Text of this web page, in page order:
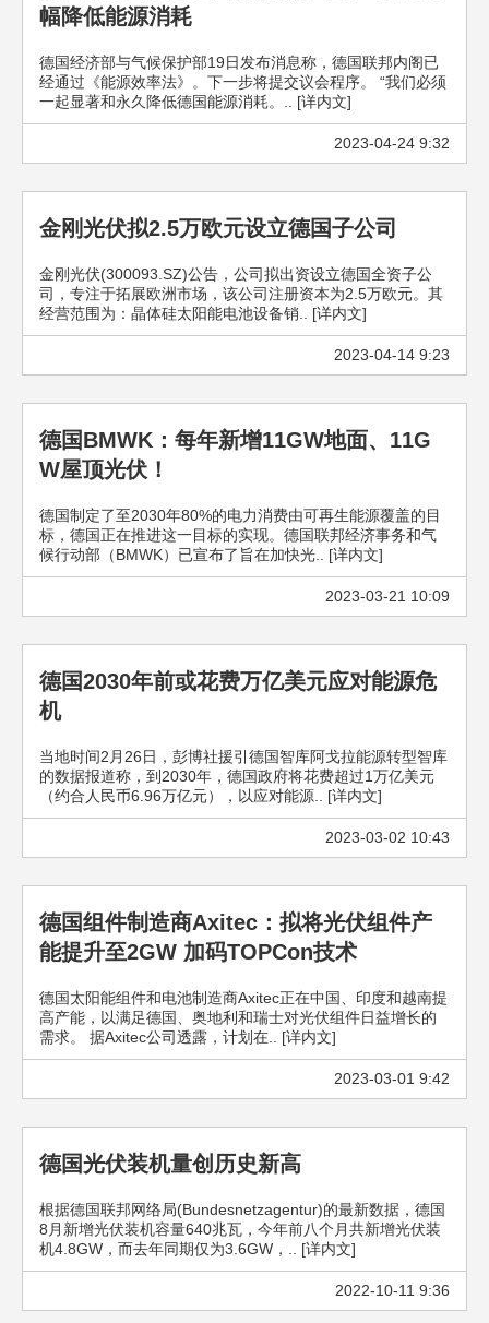
幅降低能源消耗
德国经济部与气候保护部19日发布消息称，德国联邦内阁已
经通过《能源效率法》。下一步将提交议会程序。 “我们必须
一起显著和永久降低德国能源消耗。.. [详内文]
2023-04-24 9:32
金刚光伏拟2.5万欧元设立德国子公司
金刚光伏(300093.SZ)公告，公司拟出资设立德国全资子公
司，专注于拓展欧洲市场，该公司注册资本为2.5万欧元。其
经营范围为：晶体硅太阳能电池设备销.. [详内文]
2023-04-14 9:23
德国BMWK：每年新增11GW地面、11G
W屋顶光伏！
德国制定了至2030年80%的电力消费由可再生能源覆盖的目
标，德国正在推进这一目标的实现。德国联邦经济事务和气
候行动部（BMWK）已宣布了旨在加快光.. [详内文]
2023-03-21 10:09
德国2030年前或花费万亿美元应对能源危
机
当地时间2月26日，彭博社援引德国智库阿戈拉能源转型智库
的数据报道称，到2030年，德国政府将花费超过1万亿美元
（约合人民币6.96万亿元），以应对能源.. [详内文]
2023-03-02 10:43
德国组件制造商Axitec：拟将光伏组件产
能提升至2GW 加码TOPCon技术
德国太阳能组件和电池制造商Axitec正在中国、印度和越南提
高产能，以满足德国、奥地利和瑞士对光伏组件日益增长的
需求。 据Axitec公司透露，计划在.. [详内文]
2023-03-01 9:42
德国光伏装机量创历史新高
根据德国联邦网络局(Bundesnetzagentur)的最新数据，德国
8月新增光伏装机容量640兆瓦，今年前八个月共新增光伏装
机4.8GW，而去年同期仅为3.6GW，.. [详内文]
2022-10-11 9:36